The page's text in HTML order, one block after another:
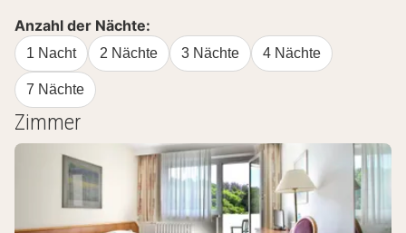
Anzahl der Nächte:
1 Nacht 2 Nächte 3 Nächte 4 Nächte
7 Nächte
Zimmer